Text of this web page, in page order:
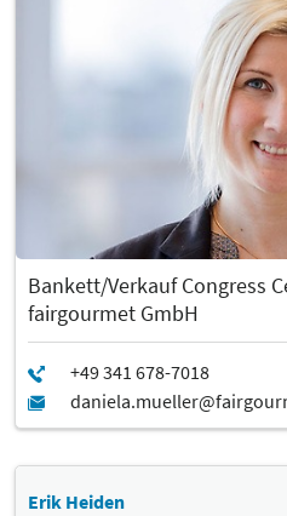
Bankett/Verkauf Congress
fairgourmet GmbH
Erik Heiden